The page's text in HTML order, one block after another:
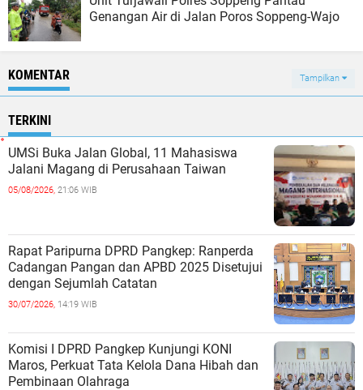
Genangan Air di Jalan Poros Soppeng-Wajo
KOMENTAR Tampilkan
TERKINI
UMSi Buka Jalan Global, 11 Mahasiswa
Jalani Magang di Perusahaan Taiwan
05/08/2026, 21:06 WIB
Rapat Paripurna DPRD Pangkep: Ranperda
Cadangan Pangan dan APBD 2025 Disetujui
dengan Sejumlah Catatan
30/07/2026, 14:19 WIB
Komisi I DPRD Pangkep Kunjungi KONI
Maros, Perkuat Tata Kelola Dana Hibah dan
Pembinaan Olahraga